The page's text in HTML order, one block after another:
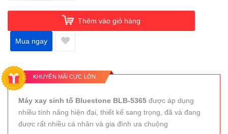
Thêm vào giỏ hàng
Mua ngay
KHUYẾN MÃI CỰC LỚN
Máy xay sinh tố Bluestone BLB-5365 được áp dụng
nhiều tính năng hiện đại, thiết kế sang trọng, đã và đang
được rất nhiều cá nhân và gia đình ưa chuộng